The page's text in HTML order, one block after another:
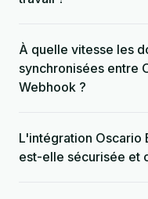
À quelle vitesse les
synchronisées entre
Webhook ?
L'intégration Oscario
est-elle sécurisée et